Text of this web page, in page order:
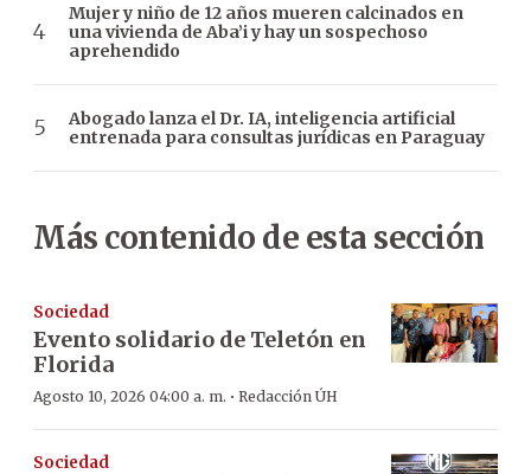
Mujer y niño de 12 años mueren calcinados en
una vivienda de Aba’i y hay un sospechoso
aprehendido
Abogado lanza el Dr. IA, inteligencia artificial
entrenada para consultas jurídicas en Paraguay
Más contenido de esta sección
Sociedad
Evento solidario de Teletón en
Florida
Agosto 10, 2026 04:00 a. m. · Redacción ÚH
Sociedad